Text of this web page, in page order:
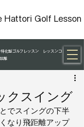
Hattori Golf Lesson
化型ゴルフレッスン レッスンコ
離
クスイング
でスイングの下半
なり飛距離アップ